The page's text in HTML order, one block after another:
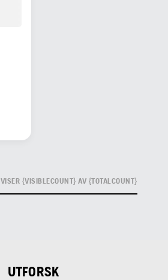
VISER {VISIBLECOUNT} AV {TOTALCOUNT}
UTFORSK